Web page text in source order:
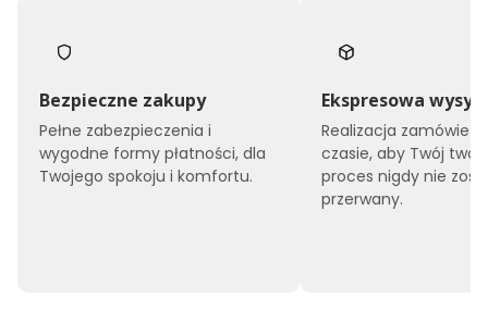
Bezpieczne zakupy
Pełne zabezpieczenia i
wygodne formy płatności, dla
Twojego spokoju i komfortu.
Ekspresowa
Realizacja zamówień
czasie, aby Twój
proces nigdy nie
przerwany.